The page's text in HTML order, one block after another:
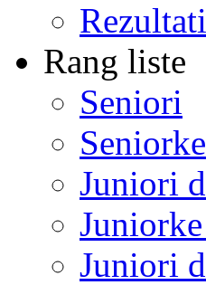
Rezultati
Rang liste
Seniori
Seniorke
Juniori
Juniori